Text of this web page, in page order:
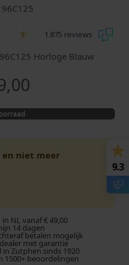
1.875 reviews
Horloge Blauw
niet meer
NL vanaf € 49,00
14 dagen
betalen mogelijk
met garantie
Zutphen sinds 1920
1500+ beoordelingen
9.3